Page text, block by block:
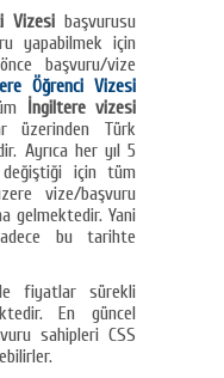
Vizesi başvurusu
yapabilmek için
başvuru/vize
Öğrenci Vizesi
İngiltere vizesi
üzerinden Türk
Ayrıca her yıl 5
değiştiği için tüm
vize/başvuru
gelmektedir. Yani
bu tarihte
fiyatlar sürekli
En güncel
sahipleri CSS